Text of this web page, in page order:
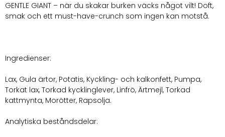
GENTLE GIANT – när du skakar burken väcks något vilt! Doft,
smak och ett must-have-crunch som ingen kan motstå.
Ingredienser:
Lax, Gula ärtor, Potatis, Kyckling- och kalkonfett, Pumpa,
Torkat lax, Torkad kycklinglever, Linfrö, Ärtmejl, Torkad
kattmynta, Morötter, Rapsolja.
Analytiska beståndsdelar: